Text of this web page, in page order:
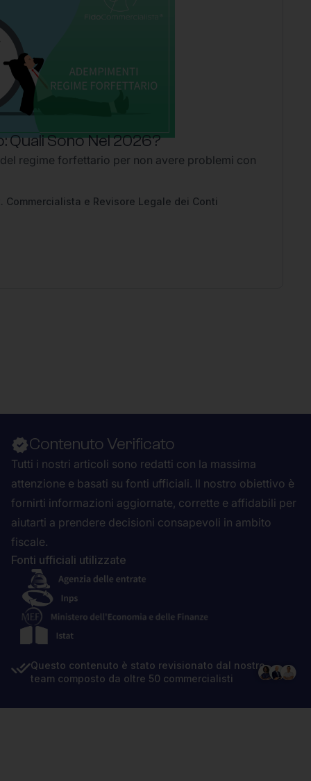
Sono Nel 2026?
regime forfettario per non avere problemi con
Commercialista e Revisore Legale dei Conti
Contenuto Verificato
Tutti i nostri articoli sono redatti con la massima
attenzione e basati su fonti ufficiali. Il nostro obiettivo è
fornirti informazioni aggiornate, corrette e affidabili per
aiutarti a prendere decisioni consapevoli in ambito
fiscale.
Fonti ufficiali utilizzate
Questo contenuto è stato revisionato dal nostro
team composto da oltre 50 commercialisti